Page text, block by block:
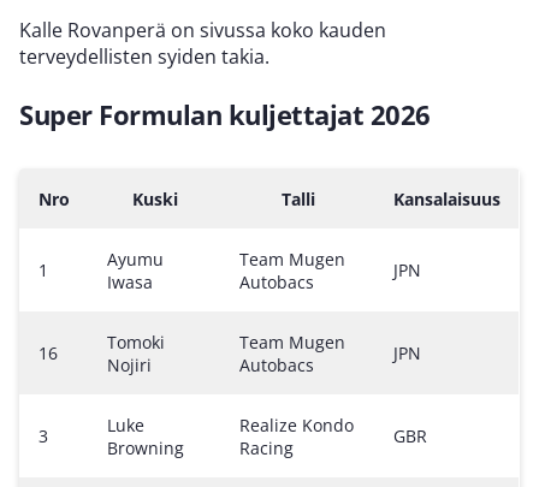
Kalle Rovanperä on sivussa koko kauden
terveydellisten syiden takia.
Super Formulan kuljettajat 2026
Nro Kuski Talli Kansalaisuus
1
Ayumu
Iwasa
Team Mugen
Autobacs
JPN
16
Tomoki
Nojiri
Team Mugen
Autobacs
JPN
3
Luke
Browning
Realize Kondo
Racing
GBR